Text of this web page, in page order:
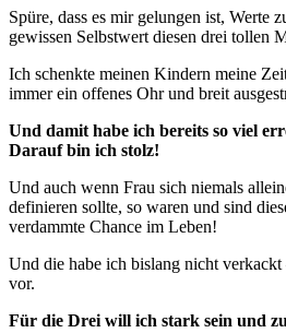
Spüre, dass es mir gelungen ist, Werte
gewissen Selbstwert diesen drei tollen
Ich schenkte meinen Kindern meine
immer ein offenes Ohr und breit
Und damit habe ich bereits so viel
Darauf bin ich stolz!
Und auch wenn Frau sich niemals
definieren sollte, so waren und sind
verdammte Chance im Leben!
Und die habe ich bislang nicht verkackt
vor.
Für die Drei will ich stark sein und